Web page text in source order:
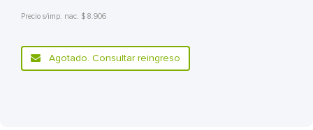
Precio s/imp. nac. $ 8.906
Agotado. Consultar reingreso